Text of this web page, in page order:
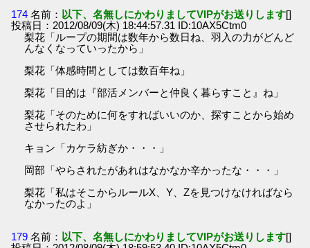
174 名前： 以下、名無しにかわりましてVIPがお送りします[]
投稿日：2012/08/09(木) 18:44:57.31 ID:10AX5Ctm0
梨花「ループの期間は数年から数日ね、羽入の力がどんど
んなくなっていったから」
梨花「体感時間としては数百年ね」
梨花「目的は『部活メンバーと仲良く暮らすこと』ね」
梨花「そのために何をすればいいのか、探すことから始め
させられたわ」
キョン「カケラ紡ぎか・・・」
岡部「やらされたがあれはなかなか辛かったな・・・」
梨花「私はそこからルールX、Y、Zを見つけなければなら
なかったのよ」
179 名前： 以下、名無しにかわりましてVIPがお送りします[]